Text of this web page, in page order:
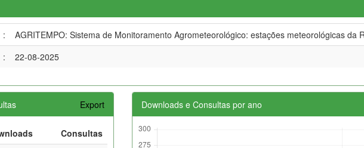
:
AGRITEMPO: Sistema de Monitoramento Agrometeorológico: estações meteorológicas da
: 22-08-2025
Export
Consultas
Downloads e Consultas por ano